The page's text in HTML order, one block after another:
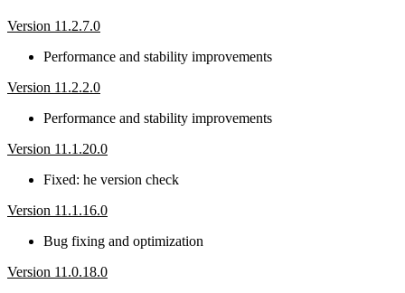
Version 11.2.7.0
Performance and stability improvements
Version 11.2.2.0
Performance and stability improvements
Version 11.1.20.0
Fixed: he version check
Version 11.1.16.0
Bug fixing and optimization
Version 11.0.18.0